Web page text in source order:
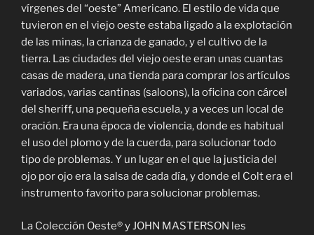
vírgenes del “oeste” Americano. El estilo de vida que
tuvieron en el viejo oeste estaba ligado a la explotación
de las minas, la crianza de ganado, y el cultivo de la
tierra. Las ciudades del viejo oeste eran unas cuantas
casas de madera, una tienda para comprar los artículos
variados, varias cantinas (saloons), la oficina con cárcel
del sheriff, una pequeña escuela, y a veces un local de
oración. Era una época de violencia, donde es habitual
el uso del plomo y de la cuerda, para solucionar todo
tipo de problemas. Y un lugar en el que la justicia del
ojo por ojo era la salsa de cada día, y donde el Colt era el
instrumento favorito para solucionar problemas.
La Colección Oeste® y JOHN MASTERSON les